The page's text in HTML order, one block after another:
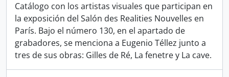
Catálogo con los artistas visuales que participan en
la exposición del Salón des Realities Nouvelles en
París. Bajo el número 130, en el apartado de
grabadores, se menciona a Eugenio Téllez junto a
tres de sus obras: Gilles de Ré, La fenetre y La cave.